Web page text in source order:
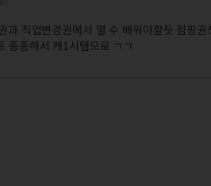
과 직업변경권에서 열 수 배워야할듯 점핑
종종해서 캐1시템으로 ㄱㄱ